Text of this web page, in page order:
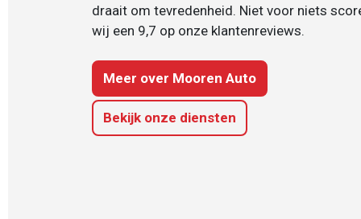
draait om tevredenheid. Niet voor niets
wij een 9,7 op onze klantenreviews.
Meer over Mooren Auto
Bekijk onze diensten